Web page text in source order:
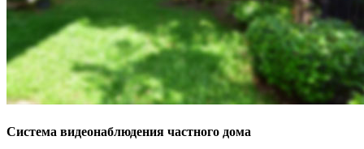
Система видеонаблюдения частного дома